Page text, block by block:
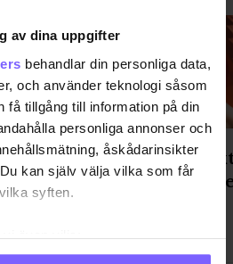
av dina uppgifter
behandlar din personliga data,
och använder teknologi såsom
få tillgång till information på din
personliga annonser och
åskådarinsikter
kan själv välja vilka som får
syften.
vi även vilja:
om din geografiska plats
premiär
"Ett
får